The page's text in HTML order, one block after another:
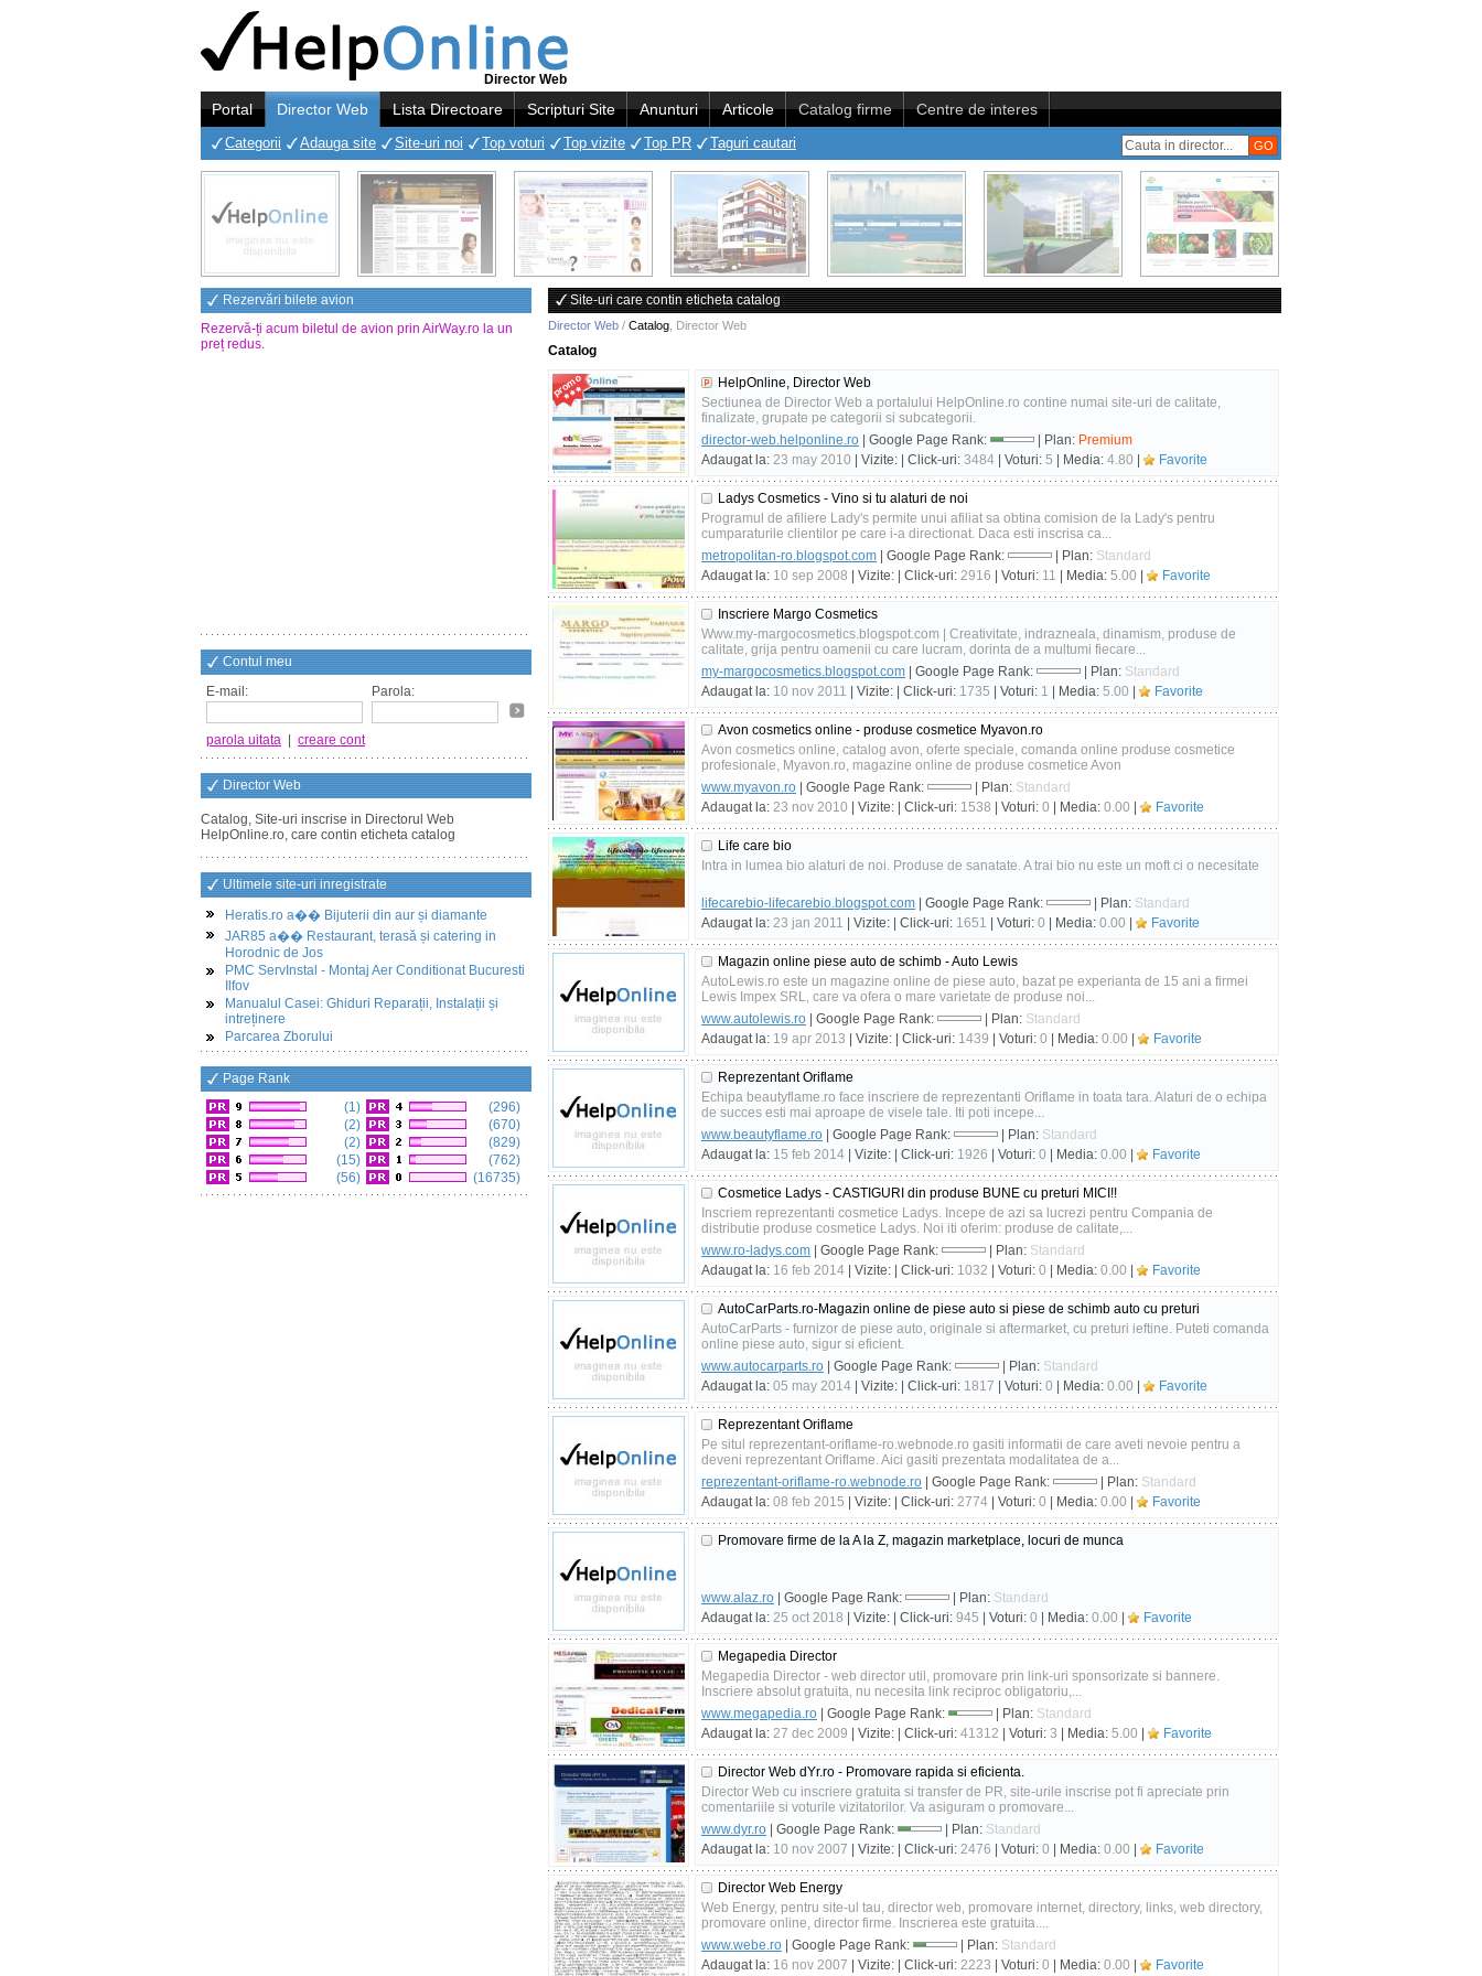
Director Web
Portal Director Web Lista Directoare Scripturi Site Anunturi Articole Catalog firme Centre de interes
Categorii Adauga site Site-uri noi Top voturi Top vizite Top PR Taguri cautari
Rezervări bilete avion
Rezervă-ți acum biletul de avion prin AirWay.ro la un
preț redus.
Contul meu
E-mail:
Parola:
parola uitata creare cont
Director Web
Catalog, Site-uri inscrise in Directorul Web
HelpOnline.ro, care contin eticheta catalog
Ultimele site-uri inregistrate
Heratis.ro a�� Bijuterii din aur și diamante
JAR85 a�� Restaurant, terasă și catering in
Horodnic de Jos
PMC ServInstal - Montaj Aer Conditionat Bucuresti
Ilfov
Manualul Casei: Ghiduri Reparații, Instalații și
intreținere
Parcarea Zborului
Page Rank
(1)
(2)
(2)
(15)
(56)
(296)
(670)
(829)
(762)
(16735)
Site-uri care contin eticheta catalog
Director Web / Catalog Director Web
Catalog
HelpOnline, Director Web
Sectiunea de Director Web a portalului HelpOnline.ro contine numai site-uri de calitate,
finalizate, grupate pe categorii si subcategorii.
director-web.helponline.ro | Google Page Rank: | Plan: Premium
Adaugat la: 23 may 2010 | Vizite: | Click-uri: 3484 | Voturi: 5 | Media: 4.80 Favorite
Ladys Cosmetics - Vino si tu alaturi de noi
Programul de afiliere Lady's permite unui afiliat sa obtina comision de la Lady's pentru
cumparaturile clientilor pe care i-a directionat. Daca esti inscrisa ca...
metropolitan-ro.blogspot.com | Google Page Rank: | Plan: Standard
Adaugat la: 10 sep 2008 | Vizite: | Click-uri: 2916 | Voturi: 11 | Media: 5.00 Favorite
Inscriere Margo Cosmetics
Www.my-margocosmetics.blogspot.com | Creativitate, indrazneala, dinamism, produse de
calitate, grija pentru oamenii cu care lucram, dorinta de a multumi fiecare...
my-margocosmetics.blogspot.com | Google Page Rank: | Plan: Standard
Adaugat la: 10 nov 2011 | Vizite: | Click-uri: 1735 | Voturi: 1 | Media: 5.00 Favorite
Avon cosmetics online - produse cosmetice Myavon.ro
Avon cosmetics online, catalog avon, oferte speciale, comanda online produse cosmetice
profesionale, Myavon.ro, magazine online de produse cosmetice Avon
www.myavon.ro | Google Page Rank: | Plan: Standard
Adaugat la: 23 nov 2010 | Vizite: | Click-uri: 1538 | Voturi: 0 | Media: 0.00 Favorite
Life care bio
Intra in lumea bio alaturi de noi. Produse de sanatate. A trai bio nu este un moft ci o necesitate
lifecarebio-lifecarebio.blogspot.com | Google Page Rank: | Plan: Standard
Adaugat la: 23 jan 2011 | Vizite: | Click-uri: 1651 | Voturi: 0 | Media: 0.00 Favorite
Magazin online piese auto de schimb - Auto Lewis
AutoLewis.ro este un magazine online de piese auto, bazat pe experianta de 15 ani a firmei
Lewis Impex SRL, care va ofera o mare varietate de produse noi...
www.autolewis.ro | Google Page Rank: | Plan: Standard
Adaugat la: 19 apr 2013 | Vizite: | Click-uri: 1439 | Voturi: 0 | Media: 0.00 Favorite
Reprezentant Oriflame
Echipa beautyflame.ro face inscriere de reprezentanti Oriflame in toata tara. Alaturi de o echipa
de succes esti mai aproape de visele tale. Iti poti incepe...
www.beautyflame.ro | Google Page Rank: | Plan: Standard
Adaugat la: 15 feb 2014 | Vizite: | Click-uri: 1926 | Voturi: 0 | Media: 0.00 Favorite
Cosmetice Ladys - CASTIGURI din produse BUNE cu preturi MICI!!
Inscriem reprezentanti cosmetice Ladys. Incepe de azi sa lucrezi pentru Compania de
distributie produse cosmetice Ladys. Noi iti oferim: produse de calitate,...
www.ro-ladys.com | Google Page Rank: | Plan: Standard
Adaugat la: 16 feb 2014 | Vizite: | Click-uri: 1032 | Voturi: 0 | Media: 0.00 Favorite
AutoCarParts.ro-Magazin online de piese auto si piese de schimb auto cu preturi
AutoCarParts - furnizor de piese auto, originale si aftermarket, cu preturi ieftine. Puteti comanda
online piese auto, sigur si eficient.
www.autocarparts.ro | Google Page Rank: | Plan: Standard
Adaugat la: 05 may 2014 | Vizite: | Click-uri: 1817 | Voturi: 0 | Media: 0.00 Favorite
Reprezentant Oriflame
Pe situl reprezentant-oriflame-ro.webnode.ro gasiti informatii de care aveti nevoie pentru a
deveni reprezentant Oriflame. Aici gasiti prezentata modalitatea de a...
reprezentant-oriflame-ro.webnode.ro | Google Page Rank: | Plan: Standard
Adaugat la: 08 feb 2015 | Vizite: | Click-uri: 2774 | Voturi: 0 | Media: 0.00 Favorite
Promovare firme de la A la Z, magazin marketplace, locuri de munca
www.alaz.ro | Google Page Rank: | Plan: Standard
Adaugat la: 25 oct 2018 | Vizite: | Click-uri: 945 | Voturi: 0 | Media: 0.00 Favorite
Megapedia Director
Megapedia Director - web director util, promovare prin link-uri sponsorizate si bannere.
Inscriere absolut gratuita, nu necesita link reciproc obligatoriu,...
www.megapedia.ro | Google Page Rank: | Plan: Standard
Adaugat la: 27 dec 2009 | Vizite: | Click-uri: 41312 | Voturi: 3 | Media: 5.00 Favorite
Director Web dYr.ro - Promovare rapida si eficienta.
Director Web cu inscriere gratuita si transfer de PR, site-urile inscrise pot fi apreciate prin
comentariile si voturile vizitatorilor. Va asiguram o promovare...
www.dyr.ro | Google Page Rank: | Plan: Standard
Adaugat la: 10 nov 2007 | Vizite: | Click-uri: 2476 | Voturi: 0 | Media: 0.00 Favorite
Director Web Energy
Web Energy, pentru site-ul tau, director web, promovare internet, directory, links, web directory,
promovare online, director firme. Inscrierea este gratuita....
www.webe.ro | Google Page Rank: | Plan: Standard
Adaugat la: 16 nov 2007 | Vizite: | Click-uri: 2223 | Voturi: 0 | Media: 0.00 Favorite